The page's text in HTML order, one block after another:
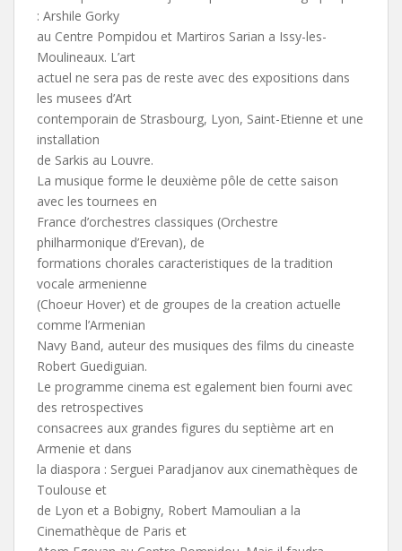
: Arshile Gorky
au Centre Pompidou et Martiros Sarian a Issy-les-
Moulineaux. L’art
actuel ne sera pas de reste avec des expositions dans
les musees d’Art
contemporain de Strasbourg, Lyon, Saint-Etienne et une
installation
de Sarkis au Louvre.
La musique forme le deuxième pôle de cette saison
avec les tournees en
France d’orchestres classiques (Orchestre
philharmonique d’Erevan), de
formations chorales caracteristiques de la tradition
vocale armenienne
(Choeur Hover) et de groupes de la creation actuelle
comme l’Armenian
Navy Band, auteur des musiques des films du cineaste
Robert Guediguian.
Le programme cinema est egalement bien fourni avec
des retrospectives
consacrees aux grandes figures du septième art en
Armenie et dans
la diaspora : Serguei Paradjanov aux cinemathèques de
Toulouse et
de Lyon et a Bobigny, Robert Mamoulian a la
Cinemathèque de Paris et